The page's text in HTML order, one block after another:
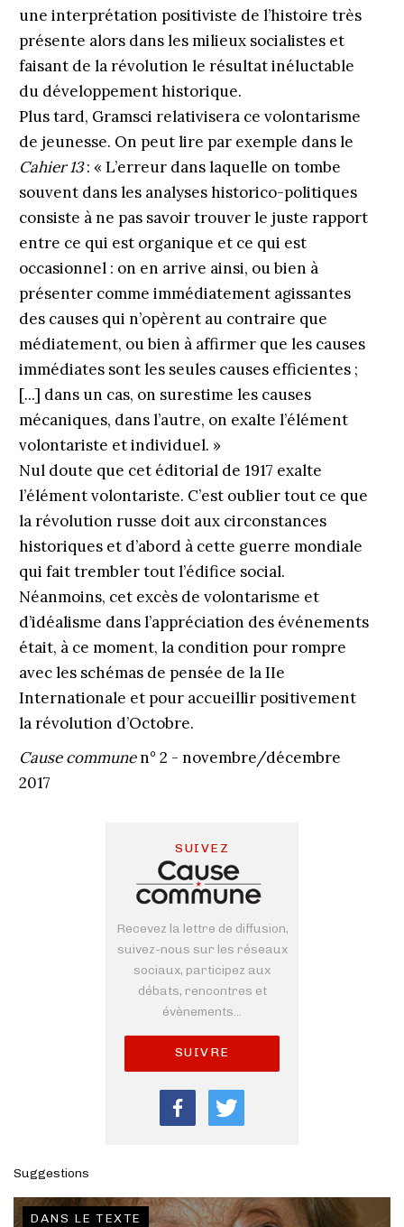
une interprétation positiviste de l’histoire très
présente alors dans les milieux socialistes et
faisant de la révolution le résultat inéluctable
du développement historique.
Plus tard, Gramsci relativisera ce volontarisme
de jeunesse. On peut lire par exemple dans le
Cahier 13: « L’erreur dans laquelle on tombe
souvent dans les analyses historico-politiques
consiste à ne pas savoir trouver le juste rapport
entre ce qui est organique et ce qui est
occasionnel : on en arrive ainsi, ou bien à
présenter comme immédiatement agissantes
des causes qui n’opèrent au contraire que
médiatement, ou bien à affirmer que les causes
immédiates sont les seules causes efficientes ;
[...] dans un cas, on surestime les causes
mécaniques, dans l’autre, on exalte l’élément
volontariste et individuel. »
Nul doute que cet éditorial de 1917 exalte
l’élément volontariste. C’est oublier tout ce que
la révolution russe doit aux circonstances
historiques et d’abord à cette guerre mondiale
qui fait trembler tout l’édifice social.
Néanmoins, cet excès de volontarisme et
d’idéalisme dans l’appréciation des événements
était, à ce moment, la condition pour rompre
avec les schémas de pensée de la IIe
Internationale et pour accueillir positivement
la révolution d’Octobre.
Cause communen° 2 - novembre/décembre
2017
SUIVEZ
Recevez la lettre de diffusion,
suivez-nous sur les réseaux
sociaux, participez aux
débats, rencontres et
évènements...
SUIVRE
Suggestions
DANS LE TEXTE